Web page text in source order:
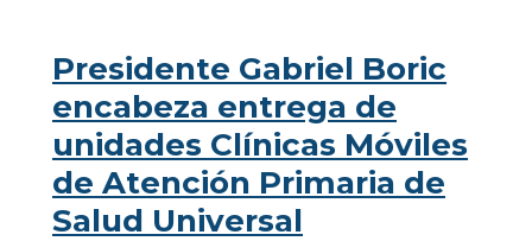
Presidente Gabriel Boric
encabeza entrega de
unidades Clínicas Móviles
de Atención Primaria de
Salud Universal